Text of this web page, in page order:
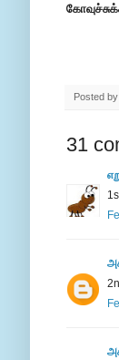
Posted by
31